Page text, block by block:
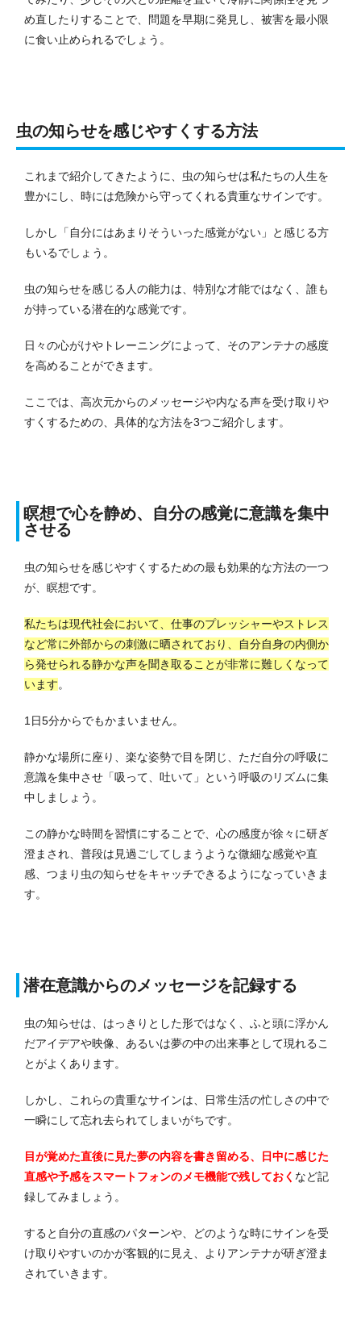
め直したりすることで、問題を早期に発見し、被害を最小限
に食い止められるでしょう。
虫の知らせを感じやすくする方法
これまで紹介してきたように、虫の知らせは私たちの人生を
豊かにし、時には危険から守ってくれる貴重なサインです。
しかし「自分にはあまりそういった感覚がない」と感じる方
もいるでしょう。
虫の知らせを感じる人の能力は、特別な才能ではなく、誰も
が持っている潜在的な感覚です。
日々の心がけやトレーニングによって、そのアンテナの感度
を高めることができます。
ここでは、高次元からのメッセージや内なる声を受け取りや
すくするための、具体的な方法を3つご紹介します。
瞑想で心を静め、自分の感覚に意識を集中
させる
虫の知らせを感じやすくするための最も効果的な方法の一つ
が、瞑想です。
私たちは現代社会において、仕事のプレッシャーやストレス
など常に外部からの刺激に晒されており、自分自身の内側か
ら発せられる静かな声を聞き取ることが非常に難しくなって
います。
1日5分からでもかまいません。
静かな場所に座り、楽な姿勢で目を閉じ、ただ自分の呼吸に
意識を集中させ「吸って、吐いて」という呼吸のリズムに集
中しましょう。
この静かな時間を習慣にすることで、心の感度が徐々に研ぎ
澄まされ、普段は見過ごしてしまうような微細な感覚や直
感、つまり虫の知らせをキャッチできるようになっていきま
す。
潜在意識からのメッセージを記録する
虫の知らせは、はっきりとした形ではなく、ふと頭に浮かん
だアイデアや映像、あるいは夢の中の出来事として現れるこ
とがよくあります。
しかし、これらの貴重なサインは、日常生活の忙しさの中で
一瞬にして忘れ去られてしまいがちです。
目が覚めた直後に見た夢の内容を書き留める、日中に感じた
直感や予感をスマートフォンのメモ機能で残しておく など記
録してみましょう。
すると自分の直感のパターンや、どのような時にサインを受
け取りやすいのかが客観的に見え、よりアンテナが研ぎ澄ま
されていきます。